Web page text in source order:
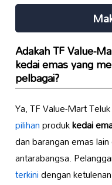
Adakah TF Value-
kedai emasyang
pelbagai?
Ya, TF Value-Mart
pilihanprodukkedai
dan barangan emas
antarabangsa.
terkinidengan